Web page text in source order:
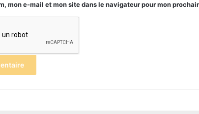
mon e-mail et mon site dans le navigateur pour mon